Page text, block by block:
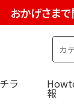
おかげさま
ラ
報